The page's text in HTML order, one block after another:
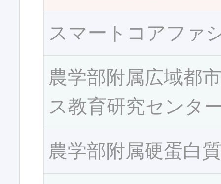
スマートコアファ
農学部附属広域都
ス教育研究センタ
農学部附属硬蛋白